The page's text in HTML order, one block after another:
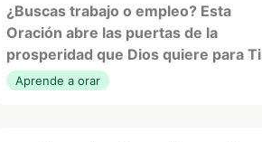
¿Buscas trabajo o empleo? Esta
Oración abre las puertas de la
prosperidad que Dios quiere para Ti
Aprende a orar